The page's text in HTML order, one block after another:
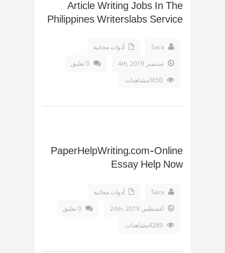
Article Writing Jobs In The
Philippines Writerslabs Service
Sara
أدوات مجانية
سبتمبر 4th, 2019
0 تعليق
PaperHelpWriting.com-Online
Essay Help Now
Sara
أدوات مجانية
أغسطس 24th, 2019
0 تعليق